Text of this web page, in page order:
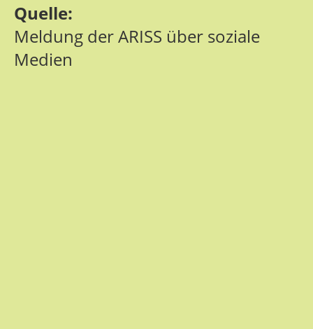
Quelle:
Meldung der ARISS über soziale
Medien